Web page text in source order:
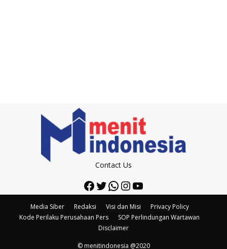
Contact Us
Facebook
Twitter
WhatsApp
Instagram
YouTube
Media Siber Redaksi Visi dan Misi
Privacy Policy
Kode Perilaku Perusahaan Pers
SOP Perlindungan Wartawan
Disclaimer
© menitindonesia @2020